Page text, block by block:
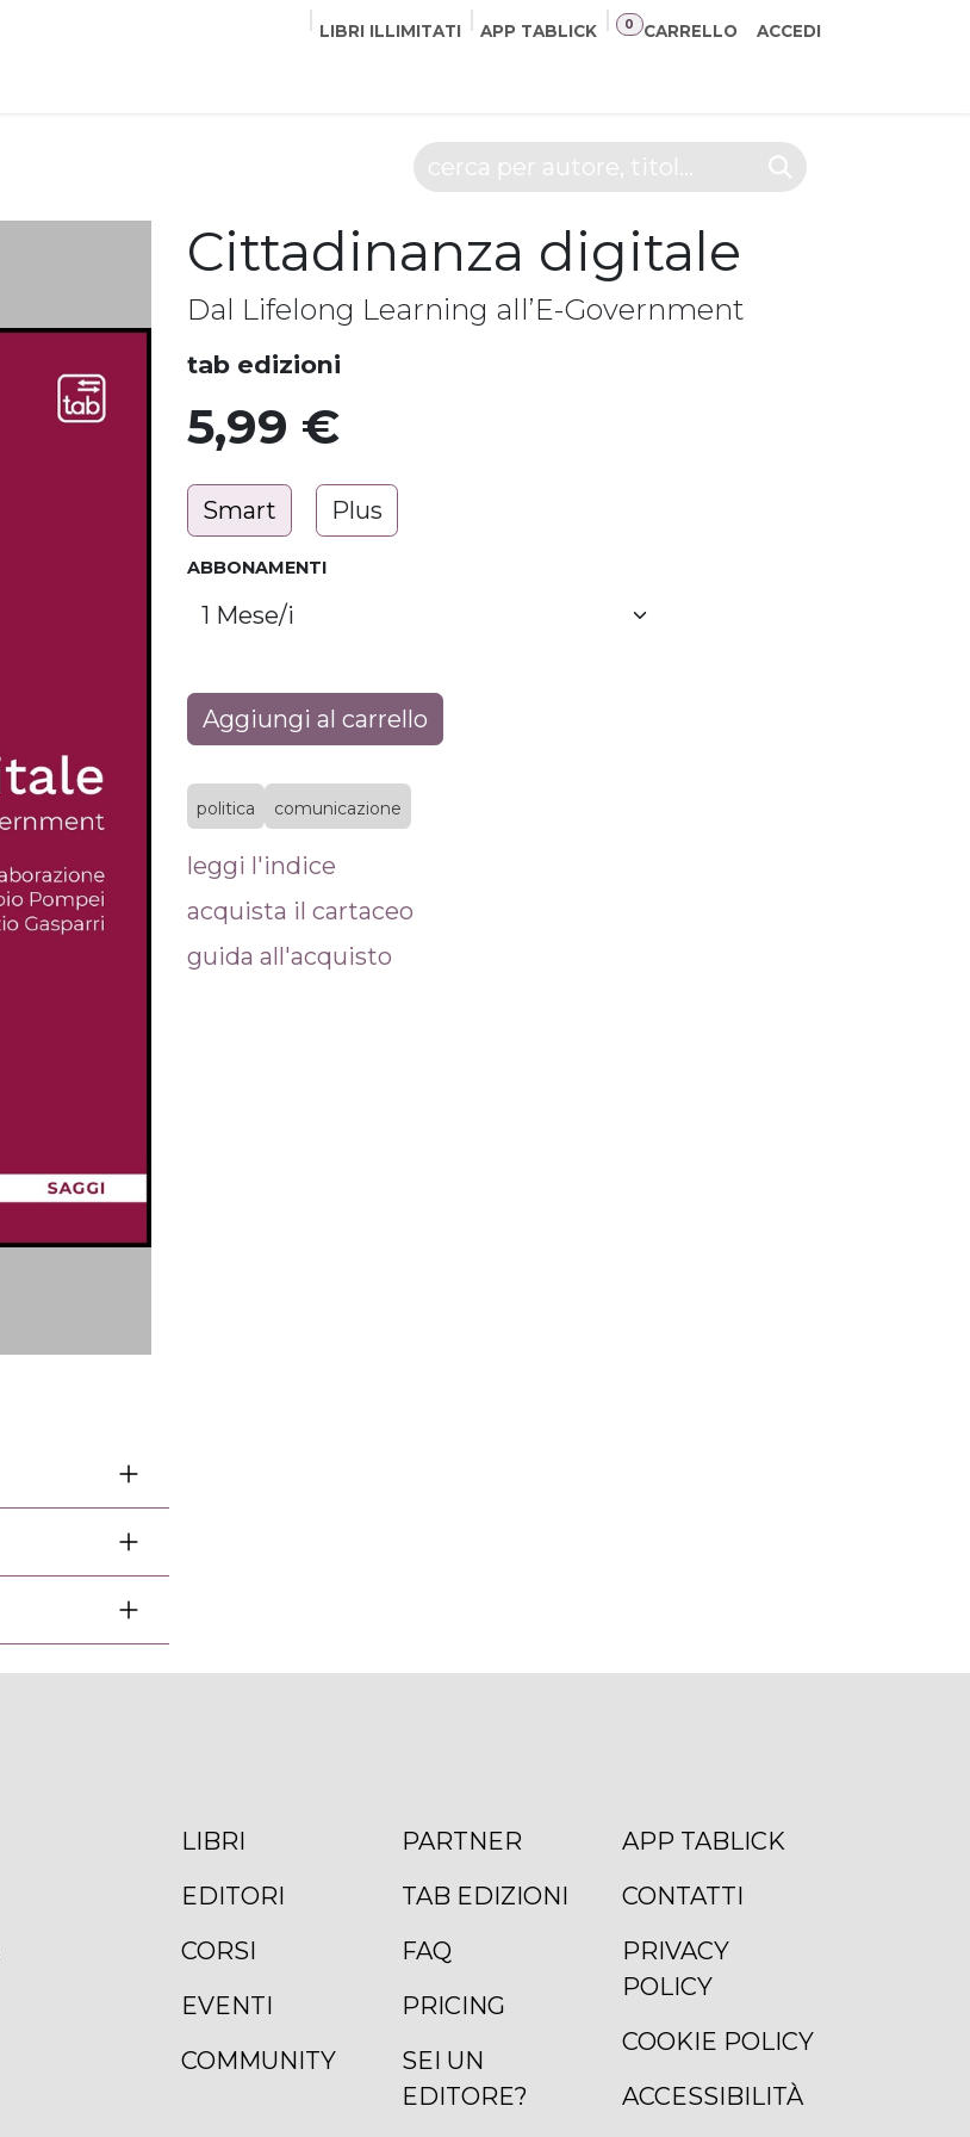
LIBRI ILLIMITATI APP TABLICK CARRELLO
0 ACCEDI
Cittadinanza digitale
Dal Lifelong Learning all’E-Government
tab edizioni
5,99 €
Smart Plus
ABBONAMENTI
Aggiungi al carrello
politica comunicazione
leggi l'indice
acquista il cartaceo
guida all'acquisto
APP TABLICK
CONTATTI
PRIVACY
POLICY
COOKIE POLICY
ACCESSIBILITÀ
PARTNER
TAB EDIZIONI
FAQ
PRICING
SEI UN
EDITORE?
LIBRI
EDITORI
CORSI
EVENTI
COMMUNITY